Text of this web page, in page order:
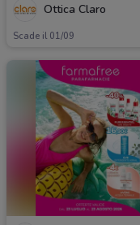
Ottica Claro
Scade il 01/09